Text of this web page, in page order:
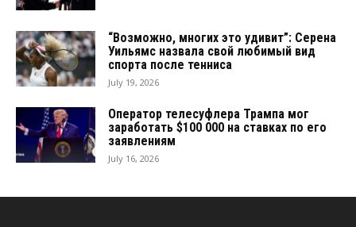
“Возможно, многих это удивит”: Серена
Уильямс назвала свой любимый вид
спорта после тенниса
July 19, 2026
Оператор телесуфлера Трампа мог
заработать $100 000 на ставках по его
заявлениям
July 16, 2026